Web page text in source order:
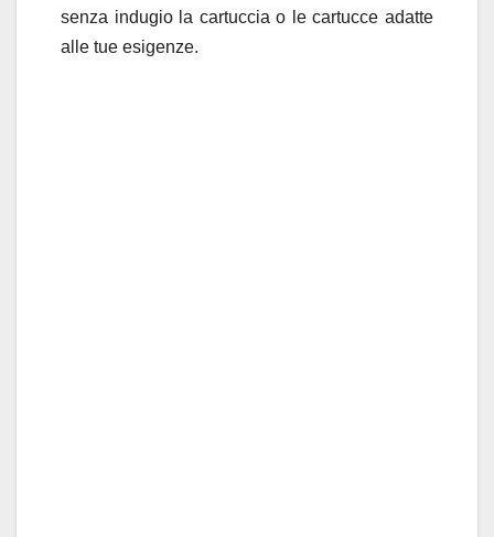
senza indugio la cartuccia o le cartucce adatte
alle tue esigenze.